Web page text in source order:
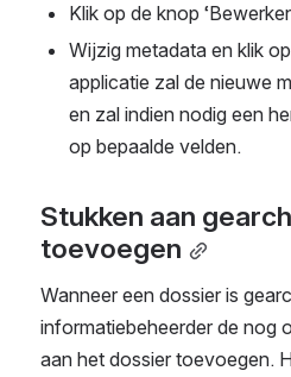
Klik op de knop
Wijzig metadata en klik op
applicatie zal de nieuwe
en zal indien nodig een
op bepaalde velden.
Stukken aan
toevoegen
Wanneer een dossier is
informatiebeheerder de nog
aan het dossier toevoegen.